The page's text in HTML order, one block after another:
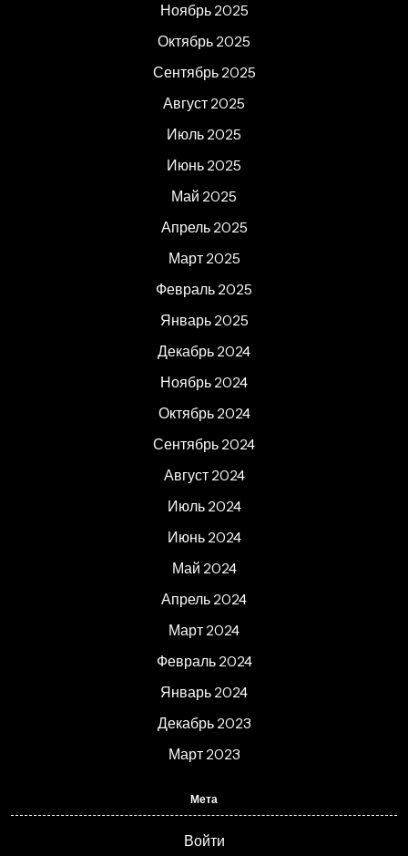
Ноябрь 2025
Октябрь 2025
Сентябрь 2025
Август 2025
Июль 2025
Июнь 2025
Май 2025
Апрель 2025
Март 2025
Февраль 2025
Январь 2025
Декабрь 2024
Ноябрь 2024
Октябрь 2024
Сентябрь 2024
Август 2024
Июль 2024
Июнь 2024
Май 2024
Апрель 2024
Март 2024
Февраль 2024
Январь 2024
Декабрь 2023
Март 2023
Мета
Войти